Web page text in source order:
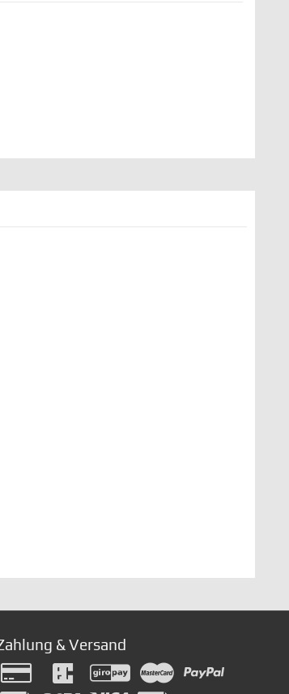
& Versand